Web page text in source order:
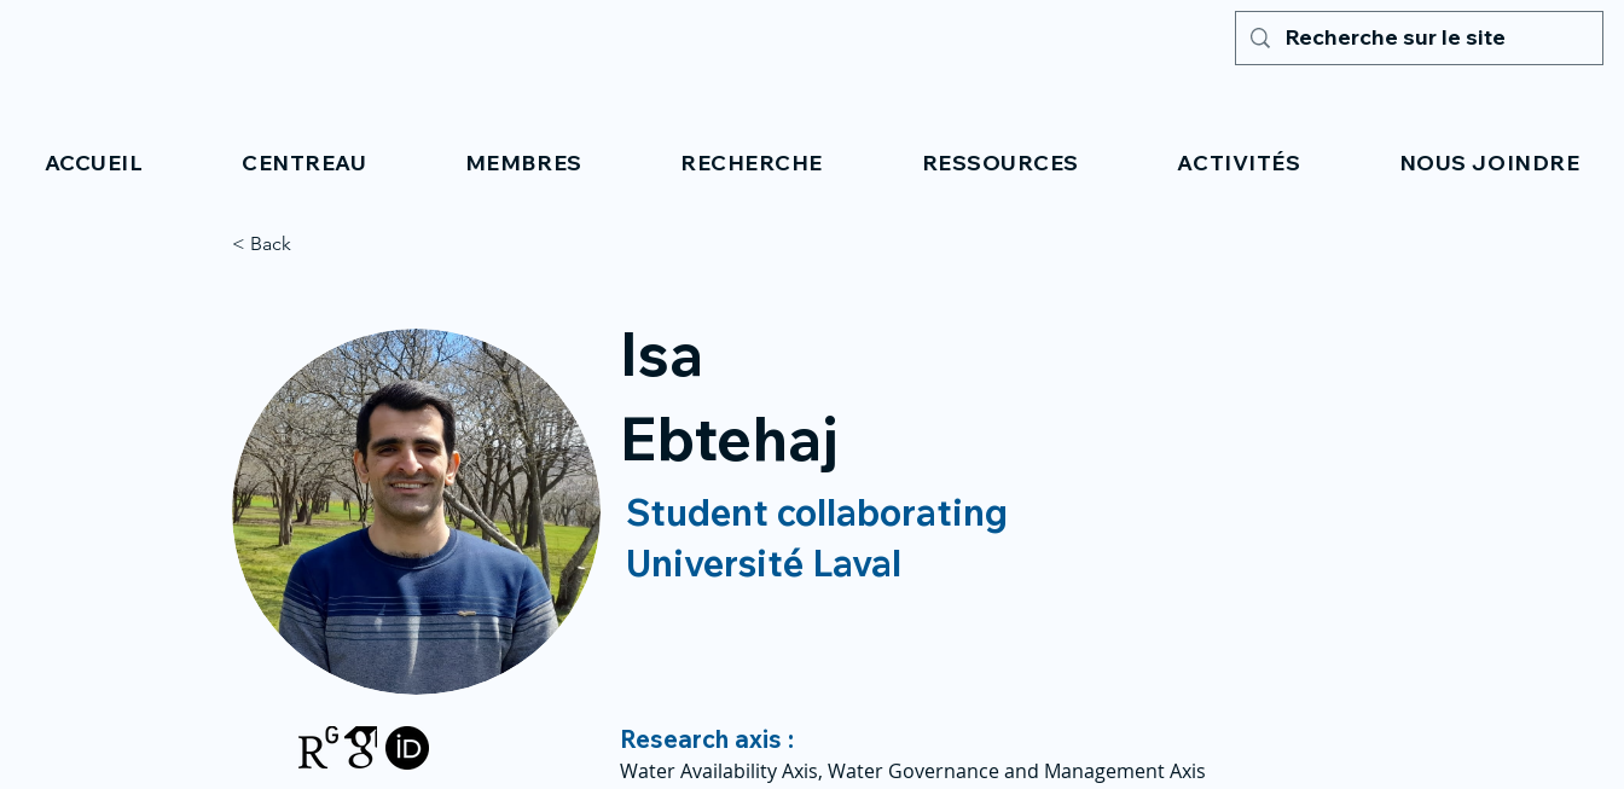
ACCUEIL CENTREAU MEMBRES RECHERCHE RESSOURCES ACTIVITÉS NOUS JOINDRE
< Back
Isa
Ebtehaj
Student collaborating
Université Laval
Research axis :
Water Availability Axis, Water Governance and Management Axis